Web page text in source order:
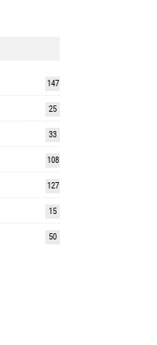
147
25
33
108
127
15
50